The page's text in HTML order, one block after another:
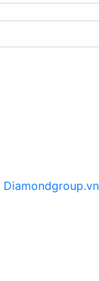
Diamondgroup.vn